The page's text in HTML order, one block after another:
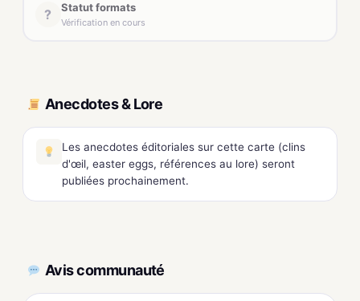
? Statut formats
Vérification en cours
Anecdotes & Lore
Les anecdotes éditoriales sur cette carte (clins
d'œil, easter eggs, références au lore) seront
publiées prochainement.
Avis communauté